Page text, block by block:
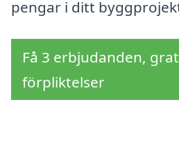
pengar i ditt
Få 3 erbjudanden,
förpliktelser